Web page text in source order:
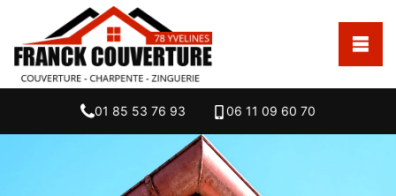
01 85 53 76 93 06 11 09 60 70